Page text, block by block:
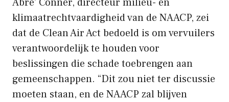
klimaatrechtvaardigheid van de NAACP, zei
dat de Clean Air Act bedoeld is om vervuilers
verantwoordelijk te houden voor
beslissingen die schade toebrengen aan
gemeenschappen. “Dit zou niet ter discussie
moeten staan, en de NAACP zal blijven